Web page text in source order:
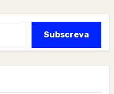
Subscreva